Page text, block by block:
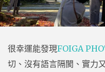
很幸運能發現FOIGA
切、沒有語言隔閡、實力